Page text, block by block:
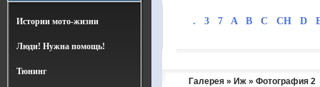
Истории мото-жизни
Люди! Нужна помощь!
Тюнинг
. 3 7 A B C CH D
Галерея » Иж » Фотография 2